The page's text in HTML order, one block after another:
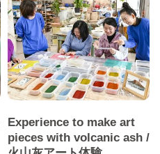
Experience to make art
pieces with volcanic ash /